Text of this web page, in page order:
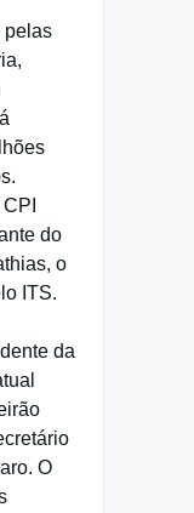
pelas
do
o
ITS.
da
O